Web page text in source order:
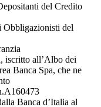
del Credito
Obbligazionisti del
iscritto all’Albo dei
Banca Spa, che ne
Banca d’Italia al